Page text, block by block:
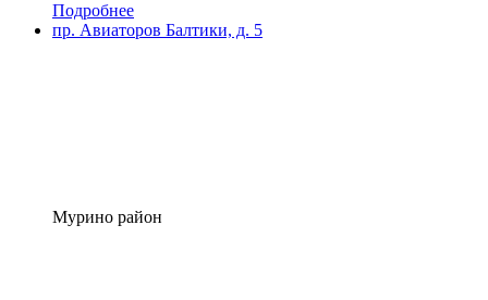
Подробнее
пр. Авиаторов Балтики, д. 5
Мурино район